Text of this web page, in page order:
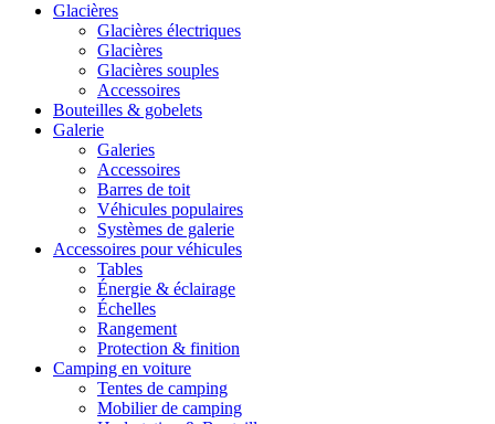
Glacières
Glacières électriques
Glacières
Glacières souples
Accessoires
Bouteilles & gobelets
Galerie
Galeries
Accessoires
Barres de toit
Véhicules populaires
Systèmes de galerie
Accessoires pour véhicules
Tables
Énergie & éclairage
Échelles
Rangement
Protection & finition
Camping en voiture
Tentes de camping
Mobilier de camping